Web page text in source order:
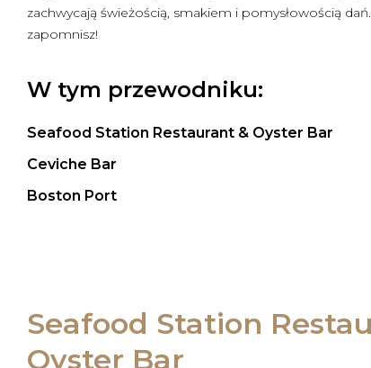
zachwycają świeżością, smakiem i pomysłowością
zapomnisz!
W tym przewodniku:
Seafood Station Restaurant & Oyster Bar
Ceviche Bar
Boston Port
Seafood Station
Oyster Bar